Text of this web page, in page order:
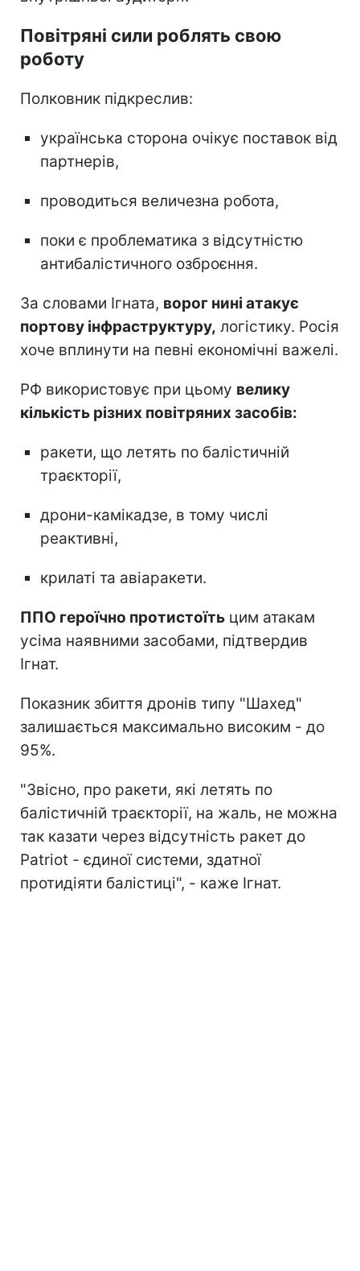
Повітряні сили роблять свою
роботу
Полковник підкреслив:
українська сторона очікує поставок від
партнерів,
проводиться величезна робота,
поки є проблематика з відсутністю
антибалістичного озброєння.
За словами Ігната, ворог нині атакує
портову інфраструктуру, логістику. Росія
хоче вплинути на певні економічні важелі.
РФ використовує при цьому велику
кількість різних повітряних засобів:
ракети, що летять по балістичній
траєкторії,
дрони-камікадзе, в тому числі
реактивні,
крилаті та авіаракети.
ППО героїчно протистоїть цим атакам
усіма наявними засобами, підтвердив
Ігнат.
Показник збиття дронів типу "Шахед"
залишається максимально високим - до
95%.
"Звісно, про ракети, які летять по
балістичній траєкторії, на жаль, не можна
так казати через відсутність ракет до
Patriot - єдиної системи, здатної
протидіяти балістиці", - каже Ігнат.